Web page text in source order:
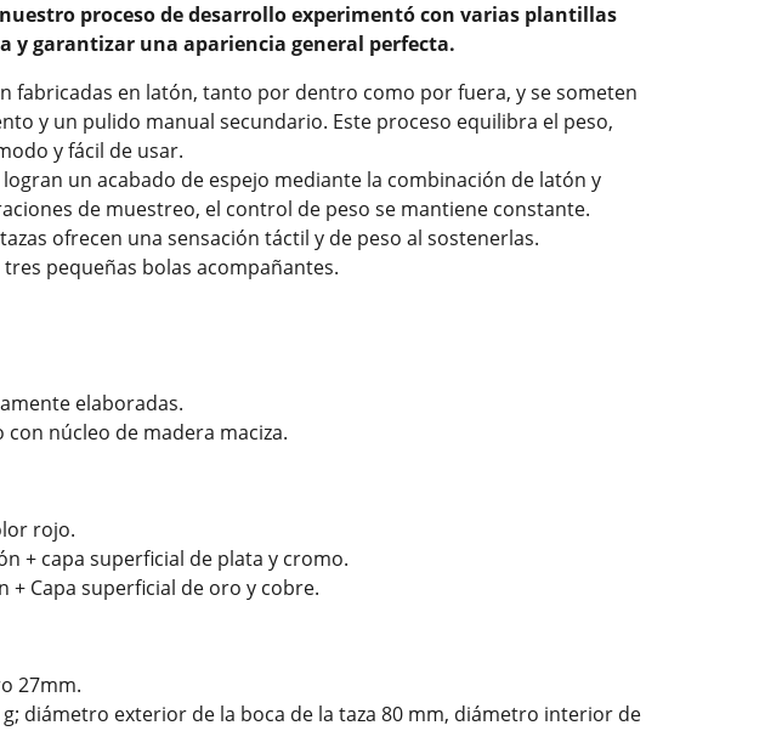
proceso de desarrollo experimentó con varias plantillas
y garantizar una apariencia general perfecta.
fabricadas en latón, tanto por dentro como por fuera, y se someten
y un pulido manual secundario. Este proceso equilibra el peso,
y fácil de usar.
un acabado de espejo mediante la combinación de latón y
de muestreo, el control de peso se mantiene constante.
ofrecen una sensación táctil y de peso al sostenerlas.
pequeñas bolas acompañantes.
elaboradas.
núcleo de madera maciza.
rojo.
+ capa superficial de plata y cromo.
+ Capa superficial de oro y cobre.
27mm.
diámetro exterior de la boca de la taza 80 mm, diámetro interior de